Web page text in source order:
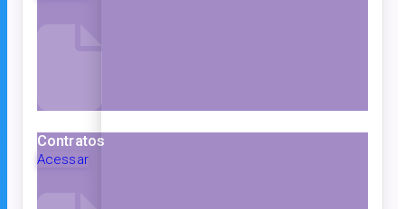
Contratos
Acessar